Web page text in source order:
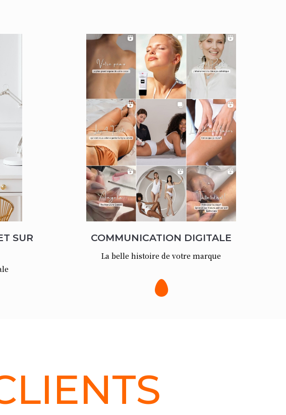
SUR
COMMUNICATION DIGITALE
La belle histoire de votre marque
